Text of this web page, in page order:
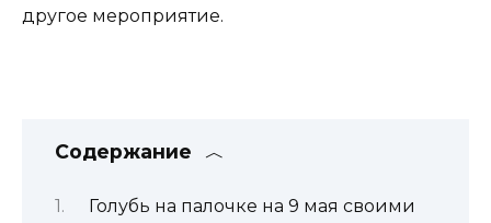
другое мероприятие.
Содержание
Голубь на палочке на 9 мая своими